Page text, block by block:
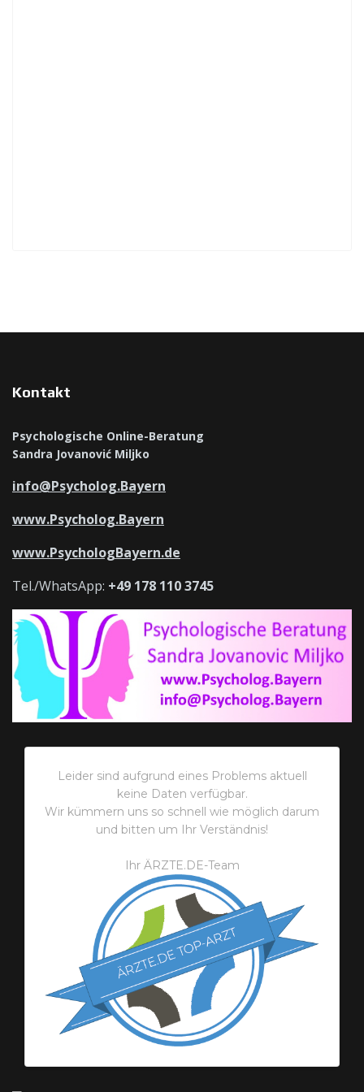
Kontakt
Psychologische Online-Beratung
Sandra Jovanović Miljko
info@Psycholog.Bayern
www.Psycholog.Bayern
www.PsychologBayern.de
Tel./WhatsApp: +49 178 110 3745
Leider sind aufgrund eines Problems aktuell
keine Daten verfügbar.
Wir kümmern uns so schnell wie möglich darum
und bitten um Ihr Verständnis!
Ihr ÄRZTE.DE-Team